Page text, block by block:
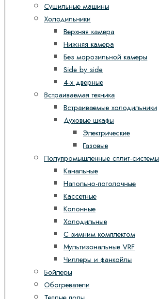
Сушильные машины
Холодильники
Верхняя камера
Нижняя камера
Без морозильной камеры
Side by side
4-х дверные
Встраиваемая техника
Встраиваемые холодильники
Духовые шкафы
Электрические
Газовые
Полупромышленные сплит-системы
Канальные
Напольно-потолочные
Кассетные
Колонные
Холодильные
С зимним комплектом
Мультизональные VRF
Чиллеры и фанкойлы
Бойлеры
Обогреватели